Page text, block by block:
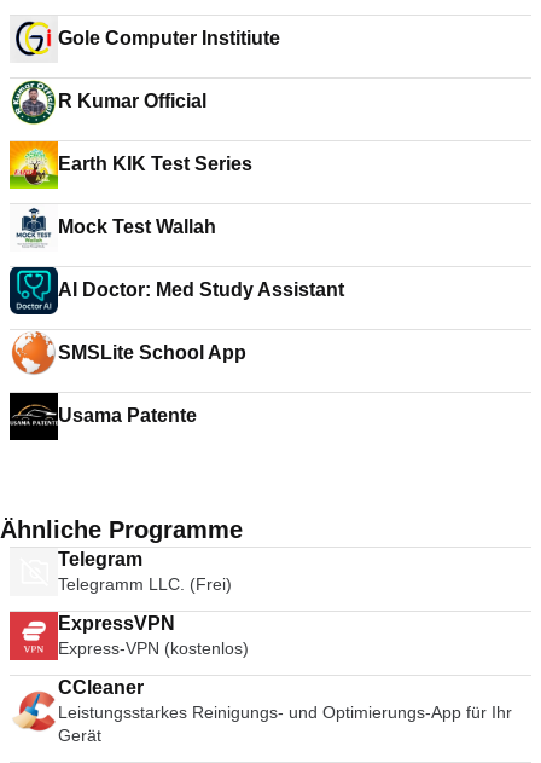
Gole Computer Institiute
R Kumar Official
Earth KIK Test Series
Mock Test Wallah
AI Doctor: Med Study Assistant
SMSLite School App
Usama Patente
Ähnliche Programme
Telegram
Telegramm LLC. (Frei)
ExpressVPN
Express-VPN (kostenlos)
CCleaner
Leistungsstarkes Reinigungs- und Optimierungs-App für Ihr
Gerät